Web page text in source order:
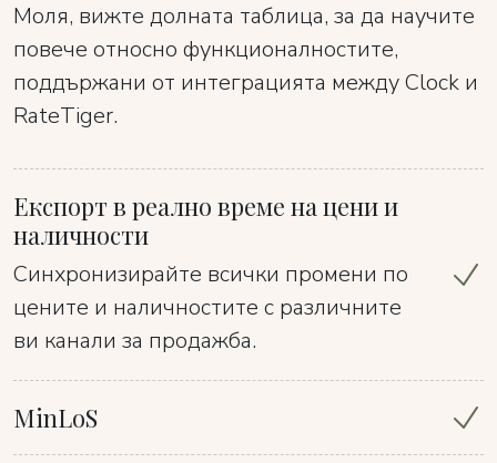
Моля, вижте долната таблица, за да научите
повече относно функционалностите,
поддържани от интеграцията между Clock и
RateTiger.
Експорт в реално време на цени и
наличности
Синхронизирайте всички промени по
цените и наличностите с различните
ви канали за продажба.
MinLoS